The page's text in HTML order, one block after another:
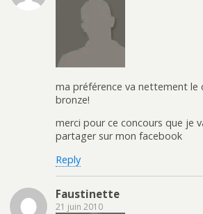
ma préférence va nettement le
bronze!
merci pour ce concours que je
partager sur mon facebook
Reply
Faustinette
21 juin 2010